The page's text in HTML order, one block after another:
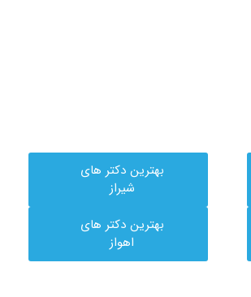
بهترین دکتر های
شیراز
بهترین دکتر های
اهواز